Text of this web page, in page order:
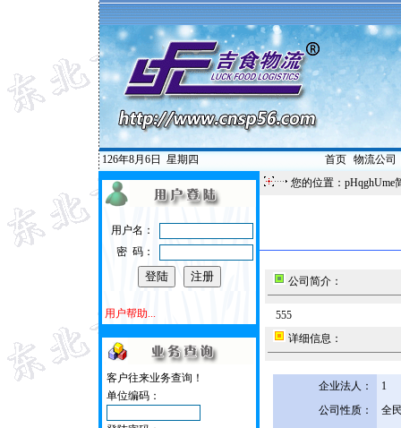
126年8月6日 星期四 首页| 物流公司
用户名：
密 码：
用户帮助...
客户往来业务查询！
单位编码：
您的位置：pHqghUme
公司简介：
555
详细信息：
企业法人：
1
公司性质：
全